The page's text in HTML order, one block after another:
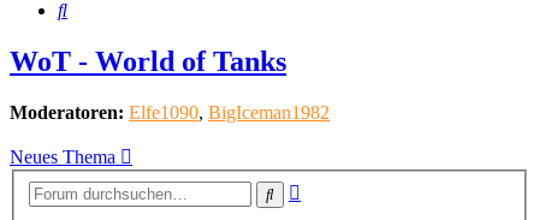
Suche
WoT - World of Tanks
Moderatoren: Elfe1090, BigIceman1982
Neues Thema
Suche